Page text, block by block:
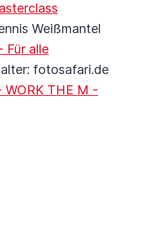
Weißmantel
Für alle
fotosafari.de
WORK THE M -